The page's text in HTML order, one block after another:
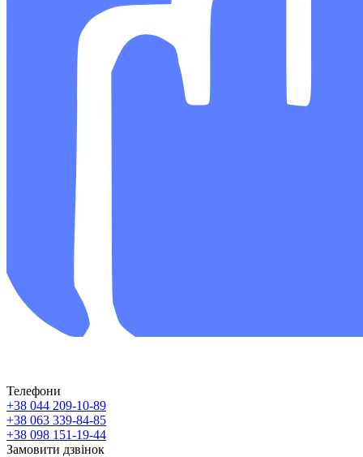
Телефони
+38 044 209-10-89
+38 063 339-84-85
+38 098 151-19-44
Замовити дзвінок